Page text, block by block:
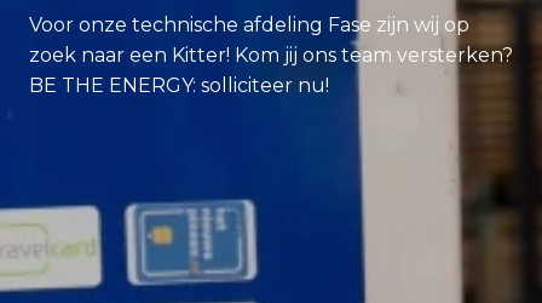
Voor onze technische afdeling Fase zijn wij op
zoek naar een Kitter! Kom jij ons team versterken?
BE THE ENERGY: solliciteer nu!